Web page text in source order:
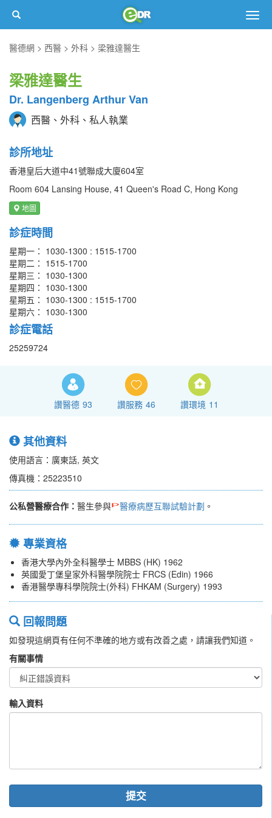
醫德網
西醫 外科 梁雅達醫生
梁雅達醫生
Dr. Langenberg Arthur Van
西醫、外科、私人執業
診所地址
香港皇后大道中41號聯成大廈604室
Room 604 Lansing House, 41 Queen's Road C, Hong Kong
地圖
診症時間
星期一： 1030-1300 : 1515-1700
星期二： 1515-1700
星期三： 1030-1300
星期四： 1030-1300
星期五： 1030-1300 : 1515-1700
星期六： 1030-1300
診症電話
25259724
讚醫德 93 讚服務 46 讚環境 11
其他資料
使用語言：廣東話, 英文
傳真機：25223510
公私營醫療合作： 醫生參與 醫療病歷互聯試驗計劃 。
專業資格
香港大學內外全科醫學士 MBBS (HK) 1962
英國愛丁堡皇家外科醫學院院士 FRCS (Edin) 1966
香港醫學專科學院院士(外科) FHKAM (Surgery) 1993
回報問題
如發現這網頁有任何不準確的地方或有改善之處，請讓我們知道。
有關事情
輸入資料
提交